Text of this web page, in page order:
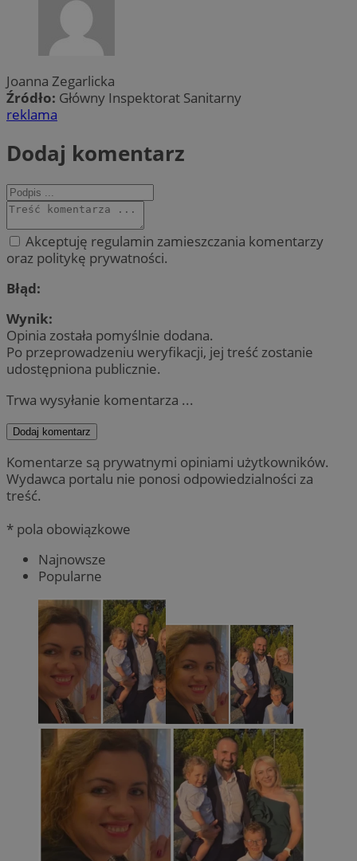
Joanna Zegarlicka
Źródło: Główny Inspektorat Sanitarny
reklama
Dodaj komentarz
Akceptuję regulamin zamieszczania komentarzy
oraz politykę prywatności.
Błąd:
Wynik:
Opinia została pomyślnie dodana.
Po przeprowadzeniu weryfikacji, jej treść zostanie
udostępniona publicznie.
Trwa wysyłanie komentarza ...
Dodaj komentarz
Komentarze są prywatnymi opiniami użytkowników.
Wydawca portalu nie ponosi odpowiedzialności za
treść.
* pola obowiązkowe
Najnowsze
Popularne